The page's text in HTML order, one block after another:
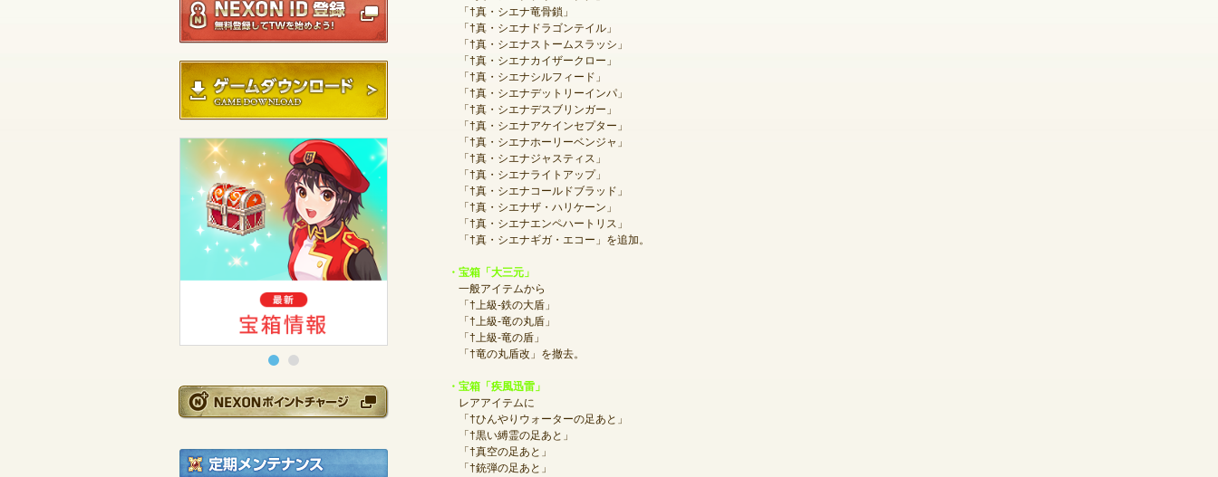
ゲームダウンロード
NEXONポイントチャージ
定期メンテナンス
「†真・シエナ竜骨鎖」
「†真・シエナドラゴンテイル」
「†真・シエナストームスラッシ」
「†真・シエナカイザークロー」
「†真・シエナシルフィード」
「†真・シエナデットリーインパ」
「†真・シエナデスブリンガー」
「†真・シエナアケインセプター」
「†真・シエナホーリーベンジャ」
「†真・シエナジャスティス」
「†真・シエナライトアップ」
「†真・シエナコールドブラッド」
「†真・シエナザ・ハリケーン」
「†真・シエナエンペハートリス」
「†真・シエナギガ・エコー」を追加。
・宝箱「大三元」
一般アイテムから
「†上級-鉄の大盾」
「†上級-竜の丸盾」
「†上級-竜の盾」
「†竜の丸盾改」を撤去。
・宝箱「疾風迅雷」
レアアイテムに
「†ひんやりウォーターの足あと」
「†黒い縛霊の足あと」
「†真空の足あと」
「†銃弾の足あと」